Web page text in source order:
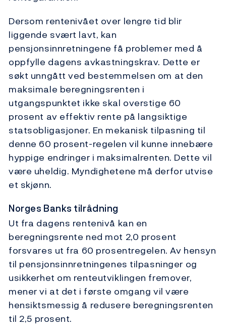
Dersom rentenivået over lengre tid blir
liggende svært lavt, kan
pensjonsinnretningene få problemer med å
oppfylle dagens avkastningskrav. Dette er
søkt unngått ved bestemmelsen om at den
maksimale beregningsrenten i
utgangspunktet ikke skal overstige 60
prosent av effektiv rente på langsiktige
statsobligasjoner. En mekanisk tilpasning til
denne 60 prosent-regelen vil kunne innebære
hyppige endringer i maksimalrenten. Dette vil
være uheldig. Myndighetene må derfor utvise
et skjønn.
Norges Banks tilrådning
Ut fra dagens rentenivå kan en
beregningsrente ned mot 2,0 prosent
forsvares ut fra 60 prosentregelen. Av hensyn
til pensjonsinnretningenes tilpasninger og
usikkerhet om renteutviklingen fremover,
mener vi at det i første omgang vil være
hensiktsmessig å redusere beregningsrenten
til 2,5 prosent.